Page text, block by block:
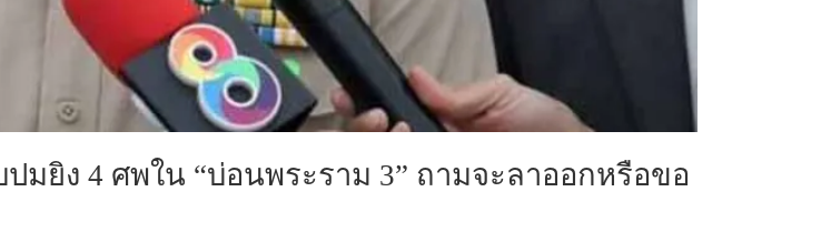
มยิง 4 ศพใน “บ่อนพระราม 3” ถามจะลาออกหรือขอ